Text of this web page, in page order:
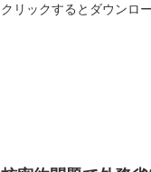
クリックするとダウンロ